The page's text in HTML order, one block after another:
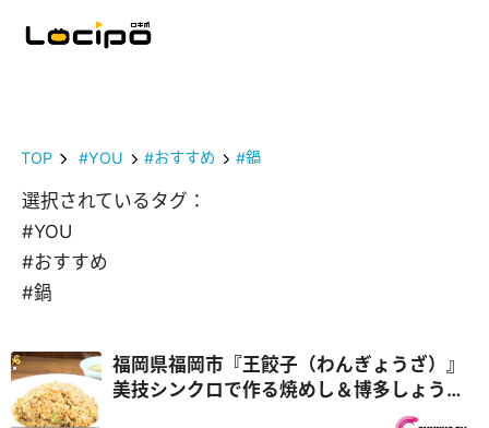
TOP #YOU #おすすめ #鍋
選択されているタグ：
#YOU
#おすすめ
#鍋
福岡県福岡市『王餃子（わんぎょうざ）』
美技シンクロで作る焼めし＆博多しょうゆ
ラーメン！チームプレー親子3代中華『オモ